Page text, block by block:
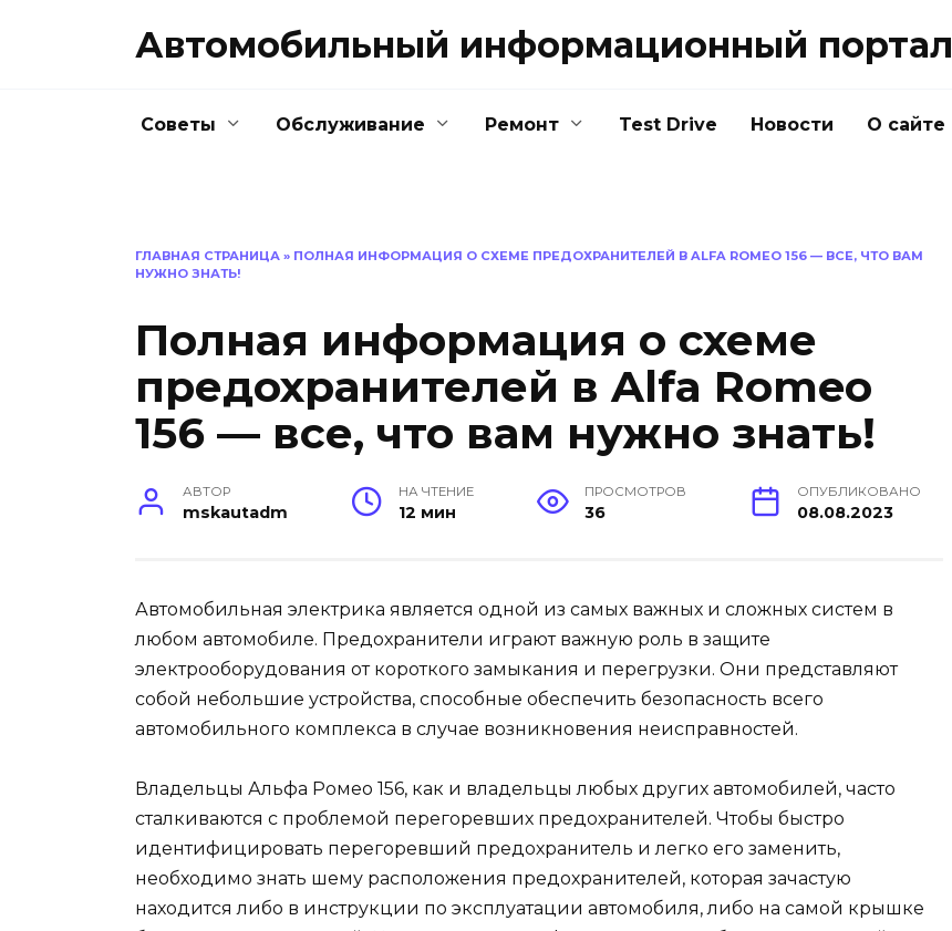
Автомобильный информационный портал
Советы Обслуживание Ремонт Test Drive Новости О сайте
ГЛАВНАЯ СТРАНИЦА » ПОЛНАЯ ИНФОРМАЦИЯ О СХЕМЕ ПРЕДОХРАНИТЕЛЕЙ В ALFA ROMEO 156 — ВСЕ, ЧТО ВАМ
НУЖНО ЗНАТЬ!
Полная информация о схеме
предохранителей в Alfa Romeo
156 — все, что вам нужно знать!
АВТОР
mskautadm
НА ЧТЕНИЕ
12 мин
ПРОСМОТРОВ
36
ОПУБЛИКОВАНО
08.08.2023
Автомобильная электрика является одной из самых важных и сложных систем в
любом автомобиле. Предохранители играют важную роль в защите
электрооборудования от короткого замыкания и перегрузки. Они представляют
собой небольшие устройства, способные обеспечить безопасность всего
автомобильного комплекса в случае возникновения неисправностей.
Владельцы Альфа Ромео 156, как и владельцы любых других автомобилей, часто
сталкиваются с проблемой перегоревших предохранителей. Чтобы быстро
идентифицировать перегоревший предохранитель и легко его заменить,
необходимо знать шему расположения предохранителей, которая зачастую
находится либо в инструкции по эксплуатации автомобиля, либо на самой крышке